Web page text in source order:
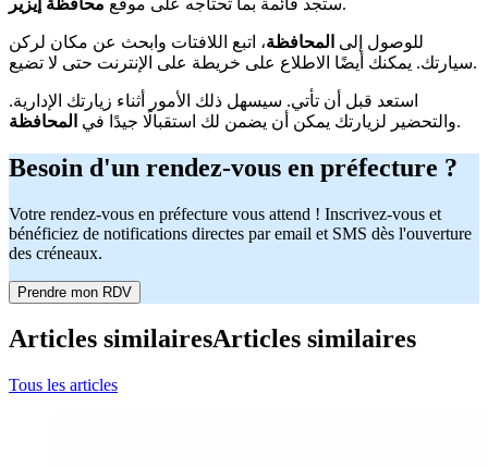
للوصول إلى المحافظة، اتبع اللافتات وابحث عن مكان لركن
سيارتك. يمكنك أيضًا الاطلاع على خريطة على الإنترنت حتى لا تضيع.
استعد قبل أن تأتي. سيسهل ذلك الأمور أثناء زيارتك الإدارية.
والتحضير لزيارتك يمكن أن يضمن لك استقبالًا جيدًا في المحافظة .
Besoin d'un rendez-vous en préfecture ?
Votre rendez-vous en préfecture vous attend ! Inscrivez-vous et
bénéficiez de notifications directes par email et SMS dès l'ouverture
des créneaux.
Prendre mon RDV
Articles similairesArticles similaires
Tous les articles